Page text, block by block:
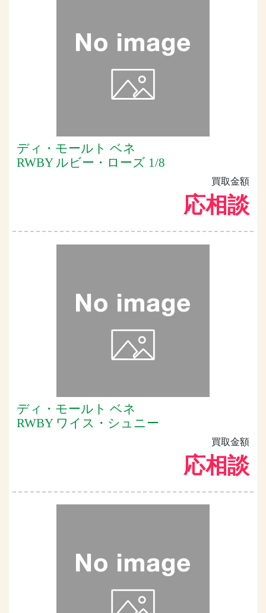
ディ・モールト ベネ
RWBY ルビー・ローズ 1/8
買取金額
応相談
ディ・モールト ベネ
RWBY ワイス・シュニー
買取金額
応相談